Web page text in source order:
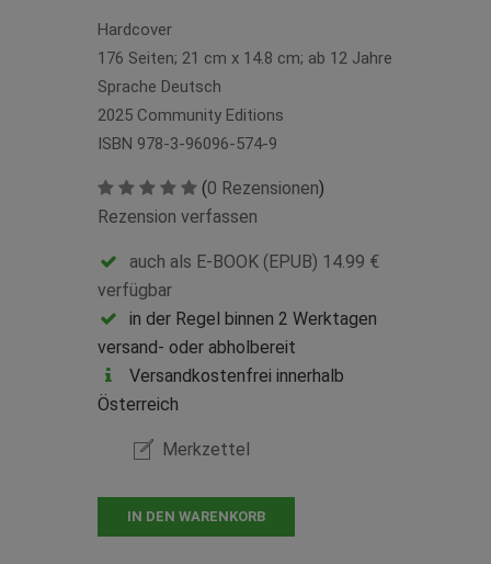
Hardcover
176 Seiten; 21 cm x 14.8 cm; ab 12 Jahre
Sprache Deutsch
2025 Community Editions
ISBN 978-3-96096-574-9
(0 Rezensionen)
Rezension verfassen
auch als E-BOOK (EPUB) 14.99 €
verfügbar
in der Regel binnen 2 Werktagen
versand- oder abholbereit
Versandkostenfrei innerhalb
Österreich
Merkzettel
IN DEN WARENKORB